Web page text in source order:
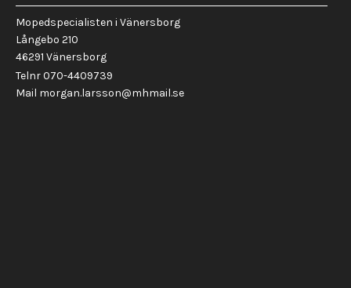
Mopedspecialisten i Vänersborg
Långebo 210
46291 Vänersborg
Telnr 070-4409739
Mail morgan.larsson@mhmail.se